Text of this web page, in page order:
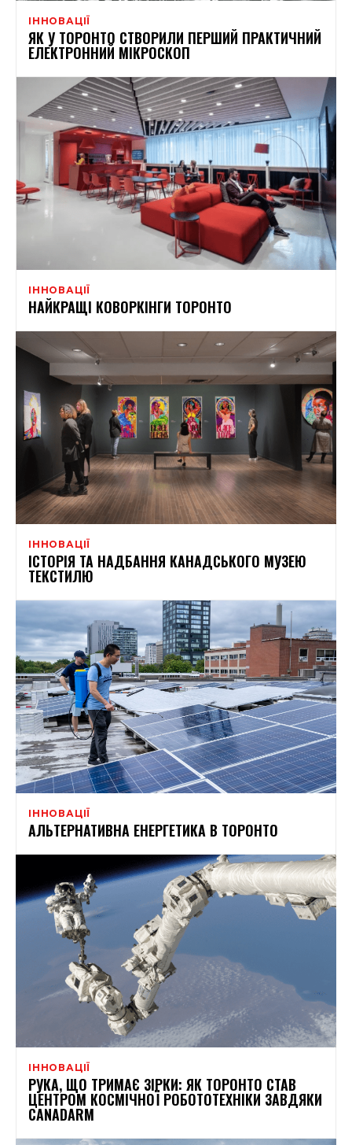
ІННОВАЦІЇ
ЯК У ТОРОНТО СТВОРИЛИ ПЕРШИЙ ПРАКТИЧНИЙ
ЕЛЕКТРОННИЙ МІКРОСКОП
ІННОВАЦІЇ
НАЙКРАЩІ КОВОРКІНГИ ТОРОНТО
ІННОВАЦІЇ
ІСТОРІЯ ТА НАДБАННЯ КАНАДСЬКОГО МУЗЕЮ
ТЕКСТИЛЮ
ІННОВАЦІЇ
АЛЬТЕРНАТИВНА ЕНЕРГЕТИКА В ТОРОНТО
ІННОВАЦІЇ
РУКА, ЩО ТРИМАЄ ЗІРКИ: ЯК ТОРОНТО СТАВ
ЦЕНТРОМ КОСМІЧНОЇ РОБОТОТЕХНІКИ ЗАВДЯКИ
CANADARM